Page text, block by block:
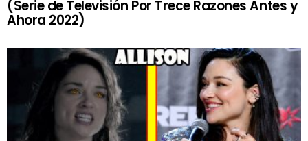
(Serie de Televisión Por Trece Razones Antes y
Ahora 2022)